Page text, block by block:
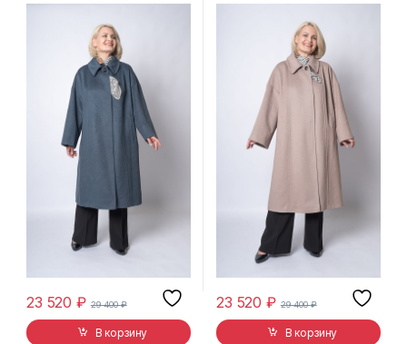
23 520₽ 29 400₽
В корзину
23 520₽ 29 400₽
В корзину